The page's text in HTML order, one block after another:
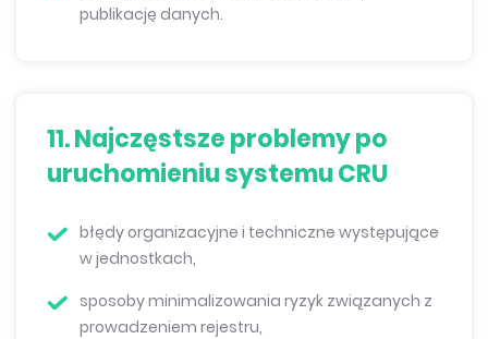
publikację danych.
11. Najczęstsze problemy po
uruchomieniu systemu CRU
błędy organizacyjne i techniczne występujące
w jednostkach,
sposoby minimalizowania ryzyk związanych z
prowadzeniem rejestru,